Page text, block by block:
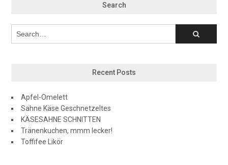
Search
Recent Posts
Apfel-Omelett
Sahne Käse Geschnetzeltes
KÄSESAHNE SCHNITTEN
Tränenkuchen, mmm lecker!
Toffifee Likör